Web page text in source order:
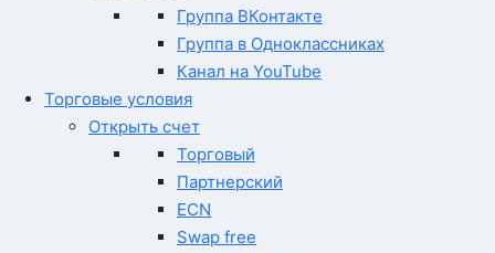
Группа ВКонтакте
Группа в Одноклассниках
Канал на YouTube
Торговые условия
Открыть счет
Торговый
Партнерский
ECN
Swap free